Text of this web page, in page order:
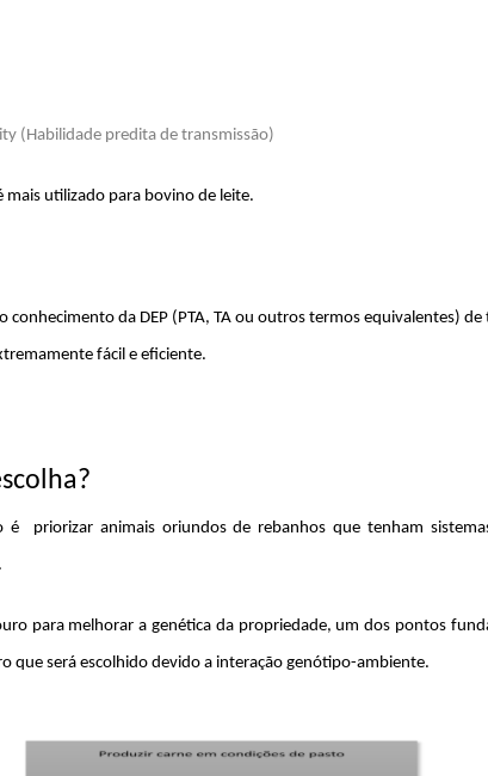
(Habilidade predita de transmissão)
mais utilizado para bovino de leite.
conhecimento da DEP (PTA, TA ou outros termos equivalentes)
fácil e eficiente.
é priorizar animais oriundos de rebanhos que tenham
para melhorar a genética da propriedade, um dos pontos
que será escolhido devido a interação genótipo-ambiente.